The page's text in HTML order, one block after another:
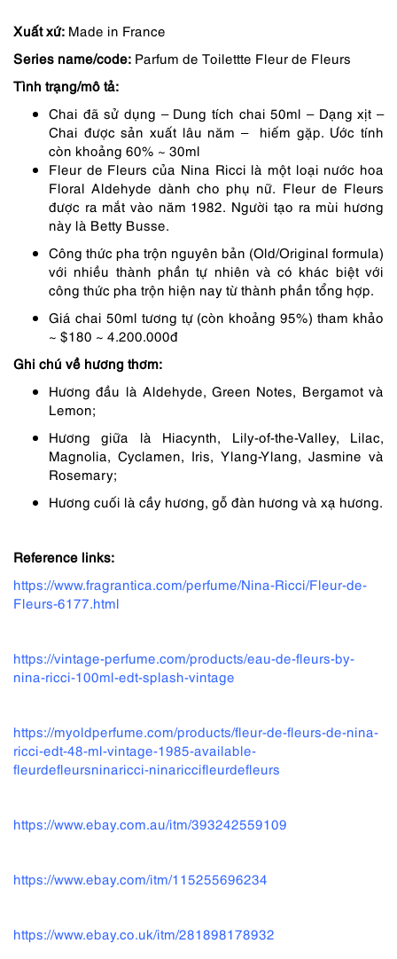
1,290,000 ₫.
là:
968,000 ₫.
Xuất xứ: Made in France
Series name/code: Parfum de Toilettte Fleur de Fleurs
Tình trạng/mô tả:
Chai đã sử dụng – Dung tích chai 50ml – Dạng xịt –
Chai được sản xuất lâu năm – hiếm gặp. Ước tính
còn khoảng 60% ~ 30ml
Fleur de Fleurs của Nina Ricci là một loại nước hoa
Floral Aldehyde dành cho phụ nữ. Fleur de Fleurs
được ra mắt vào năm 1982. Người tạo ra mùi hương
này là Betty Busse.
Công thức pha trộn nguyên bản (Old/Original formula)
với nhiều thành phần tự nhiên và có khác biệt với
công thức pha trộn hiện nay từ thành phần tổng hợp.
Giá chai 50ml tương tự (còn khoảng 95%) tham khảo
~ $180 ~ 4.200.000đ
Ghi chú về hương thơm:
Hương đầu là Aldehyde, Green Notes, Bergamot và
Lemon;
Hương giữa là Hiacynth, Lily-of-the-Valley, Lilac,
Magnolia, Cyclamen, Iris, Ylang-Ylang, Jasmine và
Rosemary;
Hương cuối là cầy hương, gỗ đàn hương và xạ hương.
Reference links:
https://www.fragrantica.com/perfume/Nina-Ricci/Fleur-de-
Fleurs-6177.html
https://vintage-perfume.com/products/eau-de-fleurs-by-
nina-ricci-100ml-edt-splash-vintage
https://myoldperfume.com/products/fleur-de-fleurs-de-nina-
ricci-edt-48-ml-vintage-1985-available-
fleurdefleursninaricci-ninariccifleurdefleurs
https://www.ebay.com.au/itm/393242559109
https://www.ebay.com/itm/115255696234
https://www.ebay.co.uk/itm/281898178932